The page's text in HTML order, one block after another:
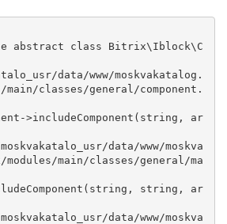
abstract class Bitrix\Iblock\C
data/www/moskvakatalog.
classes/general/component.
>includeComponent(string, ar
main/classes/general/ma
string, ar